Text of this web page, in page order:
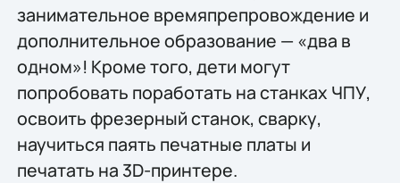
занимательное времяпрепровождение и
дополнительное образование — «два в
одном»! Кроме того, дети могут
попробовать поработать на станках ЧПУ,
освоить фрезерный станок, сварку,
научиться паять печатные платы и
печатать на 3D-принтере.